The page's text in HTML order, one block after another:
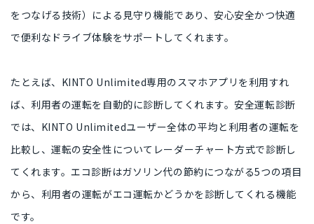
をつなげる技術）による見守り機能であり、安心安全かつ快適
で便利なドライブ体験をサポートしてくれます。
たとえば、KINTO Unlimited専用のスマホアプリを利用すれ
ば、 利用者の運転を自動的に診断してくれます。安全運転診断
では、KINTO Unlimitedユーザー全体の平均と利用者の運転を
比較し、運転の安全性についてレーダーチャート方式で診断し
てくれます。エコ診断はガソリン代の節約につながる5つの項目
から、 利用者の運転がエコ運転かどうかを診断 してくれる機能
です。